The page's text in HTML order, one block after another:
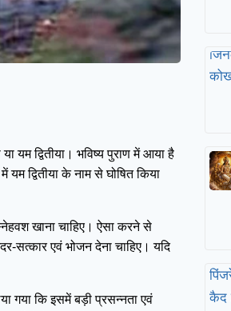
यम द्वितीया। भविष्य पुराण में आया है
द्वितीया के नाम से घोषित किया
खाना चाहिए। ऐसा करने से
सत्कार एवं भोजन देना चाहिए। यदि
गया कि इसमें बड़ी प्रसन्नता एवं